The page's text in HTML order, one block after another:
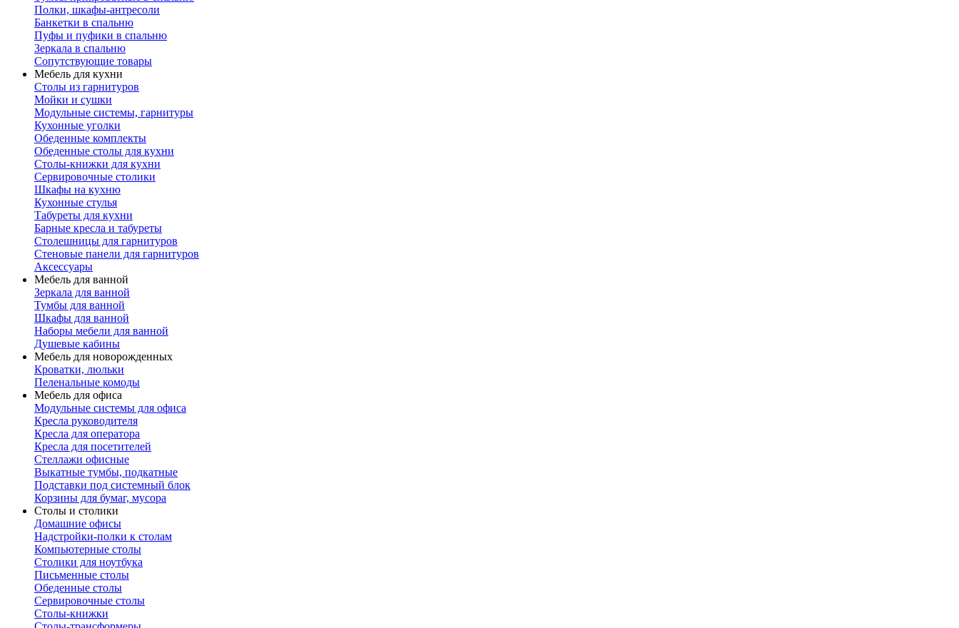
Полки, шкафы-антресоли
Банкетки в спальню
Пуфы и пуфики в спальню
Зеркала в спальню
Сопутствующие товары
Мебель для кухни
Столы из гарнитуров
Мойки и сушки
Модульные системы, гарнитуры
Кухонные уголки
Обеденные комплекты
Обеденные столы для кухни
Столы-книжки для кухни
Сервировочные столики
Шкафы на кухню
Кухонные стулья
Табуреты для кухни
Барные кресла и табуреты
Столешницы для гарнитуров
Стеновые панели для гарнитуров
Аксессуары
Мебель для ванной
Зеркала для ванной
Тумбы для ванной
Шкафы для ванной
Наборы мебели для ванной
Душевые кабины
Мебель для новорожденных
Кроватки, люльки
Пеленальные комоды
Мебель для офиса
Модульные системы для офиса
Кресла руководителя
Кресла для оператора
Кресла для посетителей
Стеллажи офисные
Выкатные тумбы, подкатные
Подставки под системный блок
Корзины для бумаг, мусора
Столы и столики
Домашние офисы
Надстройки-полки к столам
Компьютерные столы
Столики для ноутбука
Письменные столы
Обеденные столы
Сервировочные столы
Столы-книжки